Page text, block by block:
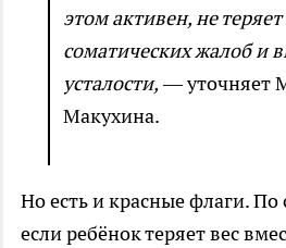
этом активен, не теряет
соматических жалоб и
усталости,— уточняет
Макухина.
Но есть и красные флаги. По
если ребёнок теряет вес